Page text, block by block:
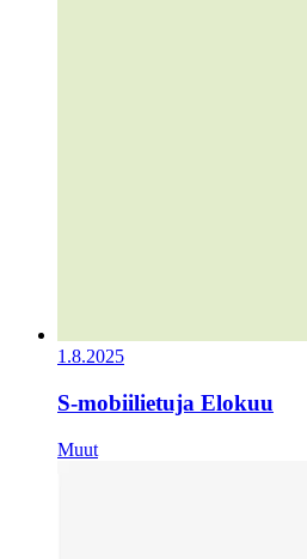
1.8.2025
S-mobiilietuja Elokuu
Muut